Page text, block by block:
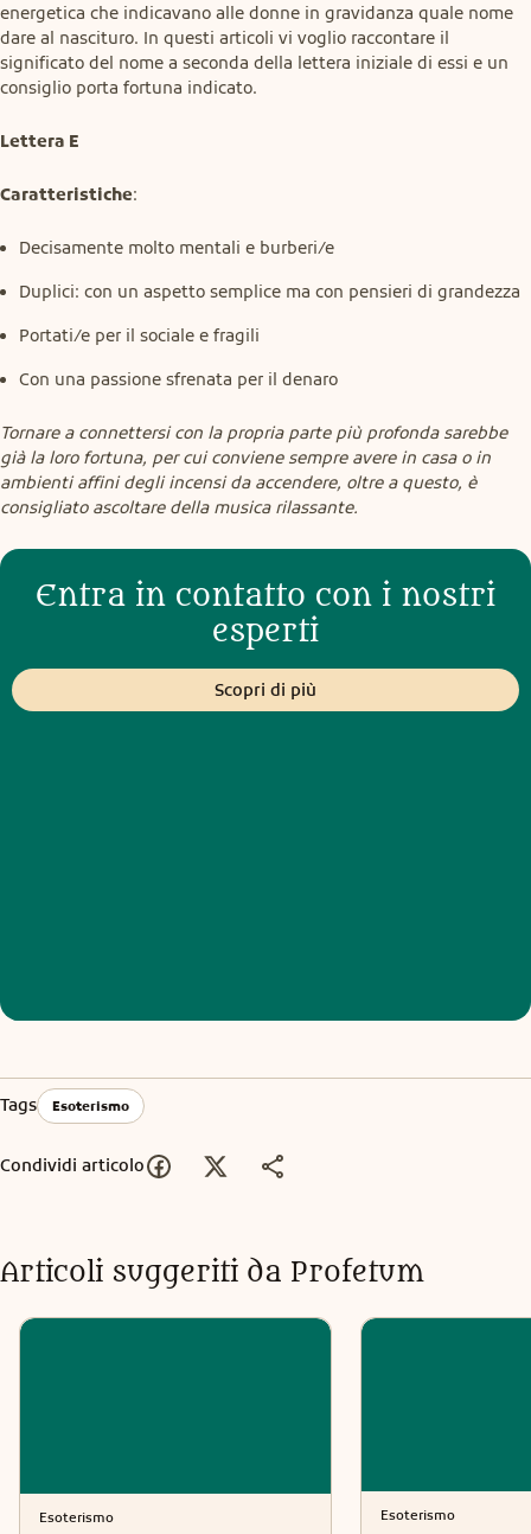
energetica che indicavano alle donne in gravidanza quale nome
dare al nascituro. In questi articoli vi voglio raccontare il
significato del nome a seconda della lettera iniziale di essi e un
consiglio porta fortuna indicato.
Lettera E
Caratteristiche:
Decisamente molto mentali e burberi/e
Duplici: con un aspetto semplice ma con pensieri di grandezza
Portati/e per il sociale e fragili
Con una passione sfrenata per il denaro
Tornare a connettersi con la propria parte più profonda sarebbe
già la loro fortuna, per cui conviene sempre avere in casa o in
ambienti affini degli incensi da accendere, oltre a questo, è
consigliato ascoltare della musica rilassante.
Entra in contatto con i nostri
esperti
Scopri di più
Tags Esoterismo
Condividi articolo
Articoli suggeriti da Profetum
Esoterismo Esoterismo